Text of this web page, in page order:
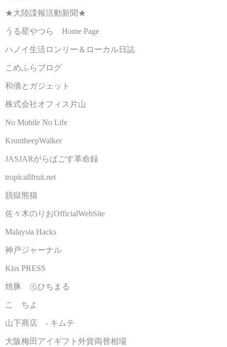
★大陸諜報活動新聞★
うる星やつら Home Page
ハノイ生活ロンリー＆ローカル日誌
こめふらブログ
和僑とガジェット
株式会社オフィス片山
No Mobile No Life
KruntheepWalker
JASJARがらぱごす革命録
tropicallfruit.net
脱獄熊猫
佐々木のりおOfficialWebSite
Malaysia Hacks
神戸ジャーナル
Kiss PRESS
焼豚 ㊆ひちまる
こゝちよ
山下商店 - キムチ
大阪梅田アイギフト外貨両替相場